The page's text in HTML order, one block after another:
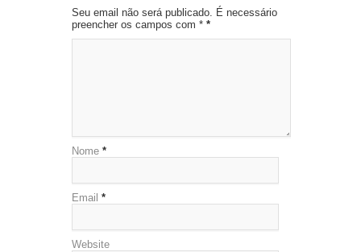
Seu email não será publicado. É necessário
preencher os campos com * *
Nome *
Email *
Website